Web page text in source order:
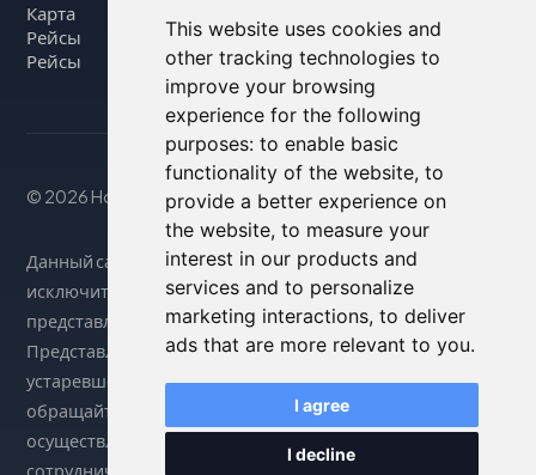
This website uses cookies and
other tracking technologies to
improve your browsing
experience for the following
purposes: to enable basic
functionality of the website, to
provide a better experience on
the website, to measure your
interest in our products and
services and to personalize
marketing interactions, to deliver
ads that are more relevant to you.
I agree
I decline
Карта
Рейсы
Рейсы
© 2026 Housity.net
Данный сайт предоставляет информацию
исключительно в справочных целях и никак не связан с
представленными на нем объектами размещения.
Представленная информация может быть неточной или
устаревшей, поэтому за точными сведениями
обращайтесь на официальный сайт. Бронирование
осуществляется через нашего партнера по
сотрудничеству. Более подробную информацию можно